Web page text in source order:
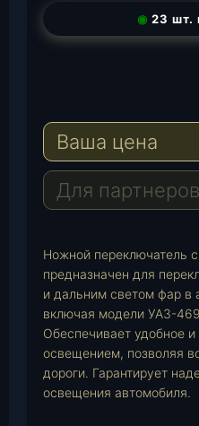
◉ 23 шт.
e
r
a
m
a
s
A
p
a
i
l
Ваша цена
Для партнеров
Ножной переключатель
предназначен для
и дальним светом фар в
включая модели УАЗ-
Обеспечивает удобное
освещением, позволяя
дороги. Гарантирует
освещения автомобиля.